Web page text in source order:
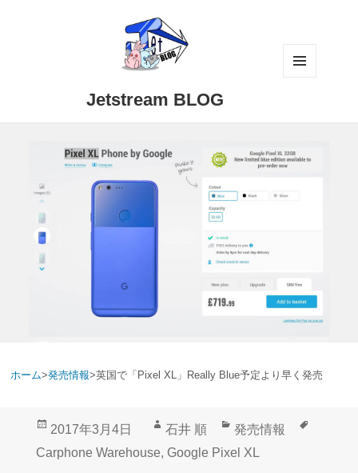
Jetstream BLOG
ホーム>発売情報>英国で「Pixel XL」Really Blue予定より早く発売
投
稿
2017年3月4日
作
成
石井 順
カ
テ
発売情報
Carphone Warehouse, Google Pixel XL